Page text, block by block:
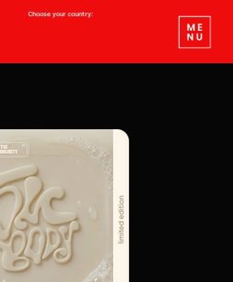
Choose your country: